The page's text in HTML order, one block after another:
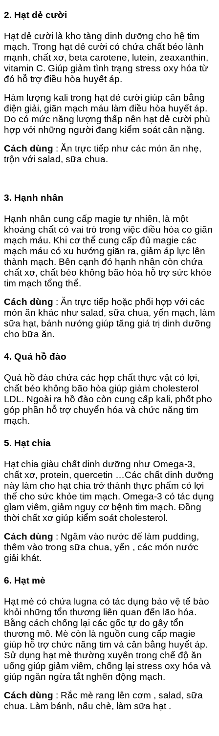
2. Hạt dẻ cười
Hạt dẻ cười là kho tàng dinh dưỡng cho hệ tim
mạch. Trong hạt dẻ cười có chứa chất béo lành
mạnh, chất xơ, beta carotene, lutein, zeaxanthin,
vitamin C. Giúp giảm tình trạng stress oxy hóa từ
đó hỗ trợ điều hòa huyết áp.
Hàm lượng kali trong hạt dẻ cười giúp cân bằng
điện giải, giãn mạch máu làm điều hòa huyết áp.
Do có mức năng lượng thấp nên hạt dẻ cười phù
hợp với những người đang kiểm soát cân nặng.
Cách dùng : Ăn trực tiếp như các món ăn nhẹ,
trộn với salad, sữa chua.
3. Hạnh nhân
Hạnh nhân cung cấp magie tự nhiên, là một
khoáng chất có vai trò trong việc điều hòa co giãn
mạch máu. Khi cơ thể cung cấp đủ magie các
mạch máu có xu hướng giãn ra, giảm áp lực lên
thành mạch. Bên cạnh đó hạnh nhân còn chứa
chất xơ, chất béo không bão hòa hỗ trợ sức khỏe
tim mạch tổng thể.
Cách dùng : Ăn trực tiếp hoặc phối hợp với các
món ăn khác như salad, sữa chua, yến mạch, làm
sữa hạt, bánh nướng giúp tăng giá trị dinh dưỡng
cho bữa ăn.
4. Quả hồ đào
Quả hồ đào chứa các hợp chất thực vật có lợi,
chất béo không bão hòa giúp giảm cholesterol
LDL. Ngoài ra hồ đào còn cung cấp kali, phốt pho
góp phần hỗ trợ chuyển hóa và chức năng tim
mạch.
5. Hạt chia
Hạt chia giàu chất dinh dưỡng như Omega-3,
chất xơ, protein, quercetin …Các chất dinh dưỡng
này làm cho hạt chia trở thành thực phẩm có lợi
thế cho sức khỏe tim mạch. Omega-3 có tác dụng
gỉam viêm, giảm nguy cơ bệnh tim mạch. Đồng
thời chất xơ giúp kiểm soát cholesterol.
Cách dùng : Ngâm vào nước để làm pudding,
thêm vào trong sữa chua, yến , các món nước
giải khát.
6. Hạt mè
Hạt mè có chứa lugna có tác dụng bảo vệ tế bào
khỏi những tổn thương liên quan đến lão hóa.
Bằng cách chống lại các gốc tự do gây tổn
thương mô. Mè còn là nguồn cung cấp magie
giúp hỗ trợ chức năng tim và cân bằng huyết áp.
Sử dụng hạt mè thường xuyên trong chế độ ăn
uống giúp giảm viêm, chống lại stress oxy hóa và
giúp ngăn ngừa tắt nghẽn động mạch.
Cách dùng : Rắc mè rang lên cơm , salad, sữa
chua. Làm bánh, nấu chè, làm sữa hạt .